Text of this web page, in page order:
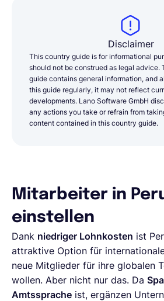
Disclaimer
This country guide is for informational
should not be construed as legal advice.
guide contains general information, and
this guide regularly, it may not reflect
developments. Lano Software GmbH
any actions you take or refrain from
content contained in this country guide.
Mitarbeiter in
einstellen
Dank niedriger Lohnkosten ist
attraktive Option für
neue Mitglieder für ihre globalen
wollen. Aber nicht nur das. Da
Amtssprache ist, ergänzen